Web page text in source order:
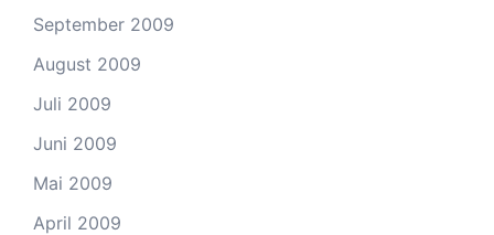
September 2009
August 2009
Juli 2009
Juni 2009
Mai 2009
April 2009